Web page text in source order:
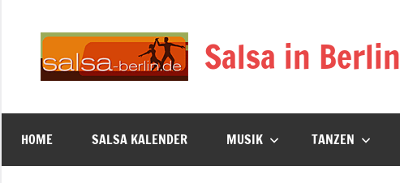
springen
Salsa in Berlin
HOME SALSA KALENDER MUSIK TANZEN